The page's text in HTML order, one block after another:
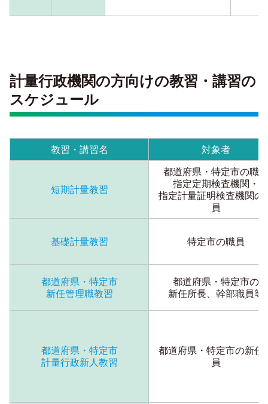
計量行政機関の方向けの教習・講習の
スケジュール
教習・講習名 対象者
短期計量教習
都道府県・特定市の職員
指定定期検査機関・
指定計量証明検査機関の
員
基礎計量教習 特定市の職員
都道府県・特定市
新任管理職教習
都道府県・特定市の
新任所長、幹部職員等
都道府県・特定市
計量行政新人教習
都道府県・特定市の新任
員